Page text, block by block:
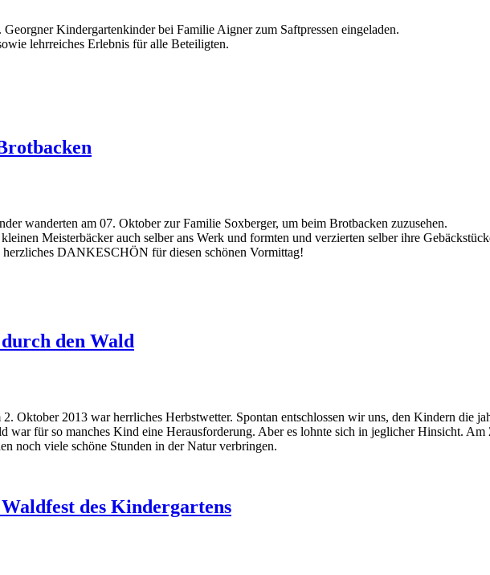
Kindergartenkinder bei Familie Aigner zum Saftpressen eingeladen.
lehrreiches Erlebnis für alle Beteiligten.
wanderten am 07. Oktober zur Familie Soxberger, um beim Brotbacken zuzusehen.
Meisterbäcker auch selber ans Werk und formten und verzierten selber ihre
herzliches DANKESCHÖN für diesen schönen Vormittag!
den Wald
Oktober 2013 war herrliches Herbstwetter. Spontan entschlossen wir uns, den Kindern die
war für so manches Kind eine Herausforderung. Aber es lohnte sich in jeglicher Hinsicht.
noch viele schöne Stunden in der Natur verbringen.
Waldfest des Kindergartens